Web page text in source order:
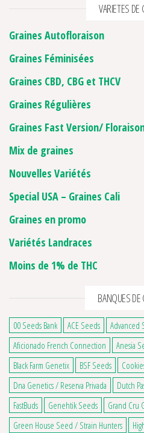
VARIETES DE
Graines Autofloraison
Graines Féminisées
Graines CBD, CBG et THCV
Graines Régulières
Graines Fast Version/
Mix de graines
Nouvelles Variétés
Special USA – Graines Cali
Graines en promo
Variétés Landraces
Moins de 1% de THC
BANQUES DE
00 Seeds Bank ACE Seeds
Advanced
Aficionado French Connection
Anesia
Black Farm Genetix
BSF Seeds
Dna Genetics / Reserva Privada
Dutch
FastBuds
Genehtik Seeds
Grand Cru
Green House Seed / Strain Hunters